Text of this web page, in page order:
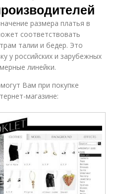
размера платья в
соответствовать
талии и бедер. Это
у российских и зарубежных
линейки.
Вам при покупке
магазине: